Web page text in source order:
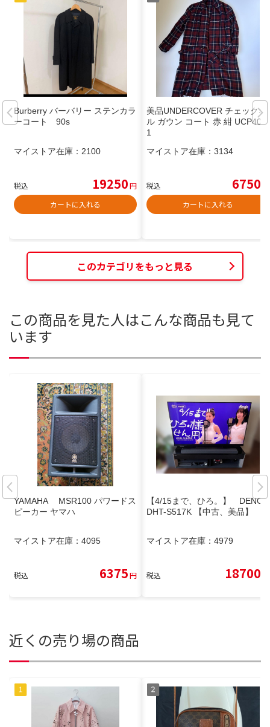
Burberry バーバリー ステンカラ
ーコート 90s
マイストア在庫： 2100
税込 19250円
カートに入れる
美品UNDERCOVER チェックネ
ル ガウン コート 赤 紺 UCP400
1
マイストア在庫： 3134
税込 6750
カートに入れる
このカテゴリをもっと見る
この商品を見た人はこんな商品も見て
います
YAMAHA MSR100 パワードス
ピーカー ヤマハ
マイストア在庫： 4095
税込 6375円
【4/15まで、ひろ。】 DENON
DHT-S517K 【中古、美品】
マイストア在庫： 4979
税込 18700
近くの売り場の商品